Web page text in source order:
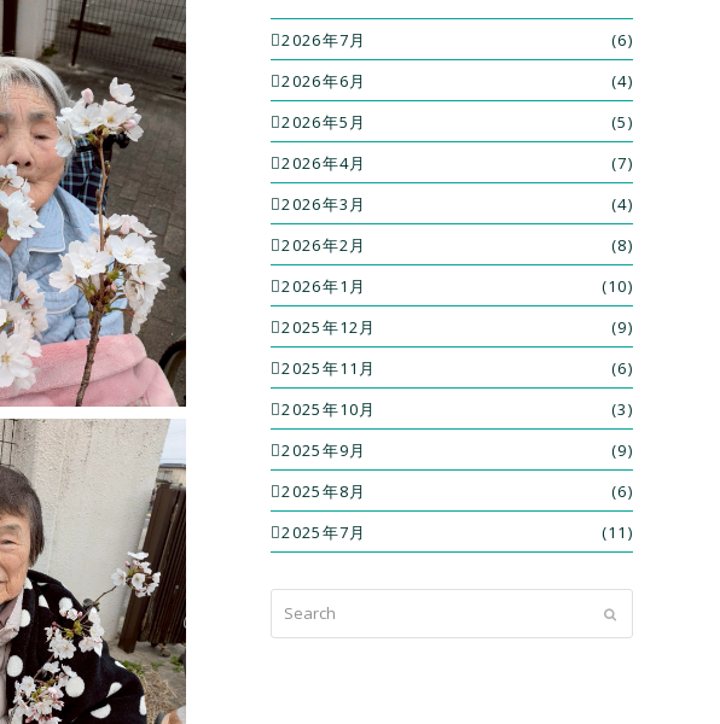
2026年7月
(6)
2026年6月
(4)
2026年5月
(5)
2026年4月
(7)
2026年3月
(4)
2026年2月
(8)
2026年1月
(10)
2025年12月
(9)
2025年11月
(6)
2025年10月
(3)
2025年9月
(9)
2025年8月
(6)
2025年7月
(11)